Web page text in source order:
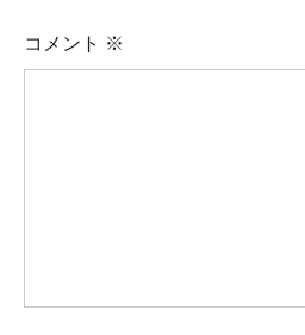
コメント ※